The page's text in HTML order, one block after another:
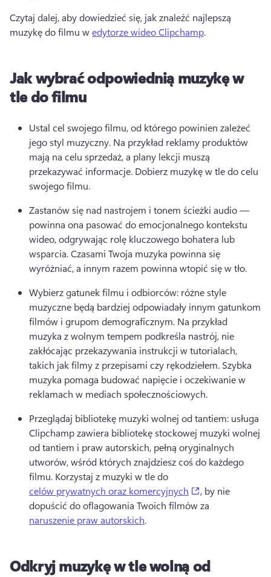
Czytaj dalej, aby dowiedzieć się, jak znaleźć najlepszą
muzykę do filmu w edytorze wideo Clipchamp.
Jak wybrać odpowiednią muzykę w
tle do filmu
Ustal cel swojego filmu, od którego powinien zależeć
jego styl muzyczny. Na przykład reklamy produktów
mają na celu sprzedaż, a plany lekcji muszą
przekazywać informacje. Dobierz muzykę w tle do celu
swojego filmu.
Zastanów się nad nastrojem i tonem ścieżki audio —
powinna ona pasować do emocjonalnego kontekstu
wideo, odgrywając rolę kluczowego bohatera lub
wsparcia. Czasami Twoja muzyka powinna się
wyróżniać, a innym razem powinna wtopić się w tło.
Wybierz gatunek filmu i odbiorców: różne style
muzyczne będą bardziej odpowiadały innym gatunkom
filmów i grupom demograficznym. Na przykład
muzyka z wolnym tempem podkreśla nastrój, nie
zakłócając przekazywania instrukcji w tutorialach,
takich jak filmy z przepisami czy rękodziełem. Szybka
muzyka pomaga budować napięcie i oczekiwanie w
reklamach w mediach społecznościowych.
Przeglądaj bibliotekę muzyki wolnej od tantiem: usługa
Clipchamp zawiera bibliotekę stockowej muzyki wolnej
od tantiem i praw autorskich, pełną oryginalnych
utworów, wśród których znajdziesz coś do każdego
filmu. Korzystaj z muzyki w tle do
celów prywatnych oraz komercyjnych
(opens in a new
, by nie
dopuścić do oflagowania Twoich filmów za
naruszenie praw autorskich.
Odkryj muzykę w tle wolną od